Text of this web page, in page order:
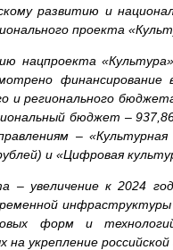
развитию и
проекта
нацпроекта
и регионального
бюджет –
–
и «Цифровая
– увеличение к 2024
форм и
на укрепление